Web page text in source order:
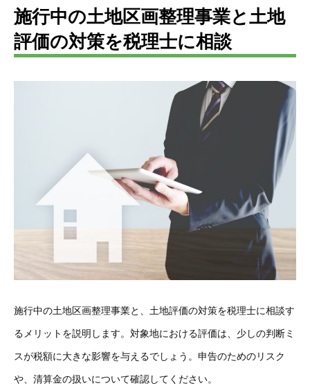
施行中の土地区画整理事業と土地
評価の対策を税理士に相談
施行中の土地区画整理事業と、土地評価の対策を税理士に相談す
るメリットを説明します。対象地における評価は、少しの判断ミ
スが税額に大きな影響を与えるでしょう。申告のためのリスク
や、清算金の扱いについて確認してください。